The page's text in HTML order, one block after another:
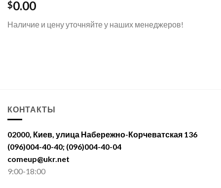
$0.00
Наличие и цену уточняйте у наших менеджеров!
КОНТАКТЫ
02000, Киев, улица Набережно-Корчеватская 136
(096)004-40-40; (096)004-40-04
comeup@ukr.net
9:00-18:00